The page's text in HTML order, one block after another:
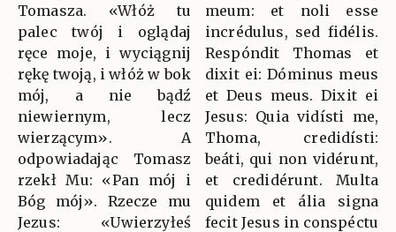
Tomasza. «Włóż tu
palec twój i oglądaj
ręce moje, i wyciągnij
rękę twoją, i włóż w bok
mój, a nie bądź
niewiernym, lecz
wierzącym». A
odpowiadając Tomasz
rzekł Mu: «Pan mój i
Bóg mój». Rzecze mu
Jezus: «Uwierzyłeś
meum: et noli esse
incrédulus, sed fidélis.
Respóndit Thomas et
dixit ei: Dóminus meus
et Deus meus. Dixit ei
Jesus: Quia vidísti me,
Thoma, credidísti:
beáti, qui non vidérunt,
et credidérunt. Multa
quidem et ália signa
fecit Jesus in conspéctu